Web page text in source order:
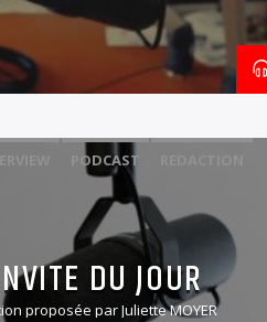
PODCAST
DU JOUR
proposée par Juliette MOYER